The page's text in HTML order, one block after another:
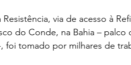
Resistência, via de acesso à
do Conde, na Bahia –
foi tomado por milhares de